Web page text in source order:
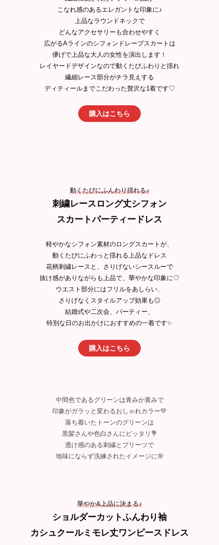
こなれ感のあるエレガントな印象に♪
上品なラウンドネックで
どんなアクセサリーも合わせやすく
広がるAラインのシフォンドレープスカートは
儚げで上品な大人の女性を演出します！
レイヤードデザインなので動くたびふわりと揺れ
繊細レース部分がチラ見えする
ディティールまでこだわった贅沢な1着です♡
購入はこちら
動くたびにふんわり揺れる♪
刺繍レースロング丈シフォン
スカートパーティードレス
軽やかなシフォン素材のロングスカートが、
動くたびにふわっと揺れる上品なドレス
花柄刺繍レースと、さりげないシースルーで
抜け感がありながらも上品で、華やかな印象に♡
ウエスト部分にはフリルをあしらい、
さりげなくスタイルアップ効果も◎
結婚式や二次会、パーティー、
特別な日のお出かけにおすすめの一着です✨
購入はこちら
中間色であるグリーンは青みか黄みで
印象がガラッと変わるおしゃれカラー💚
落ち着いたトーンのグリーンは
黒髪さんや色白さんにピッタリ💐
透け感のある刺繍とプリーツで
地味にならず洗練されたイメージに🌸
華やか&上品に決まる♪
ショルダーカットふんわり袖
カシュクールミモレ丈ワンピースドレス